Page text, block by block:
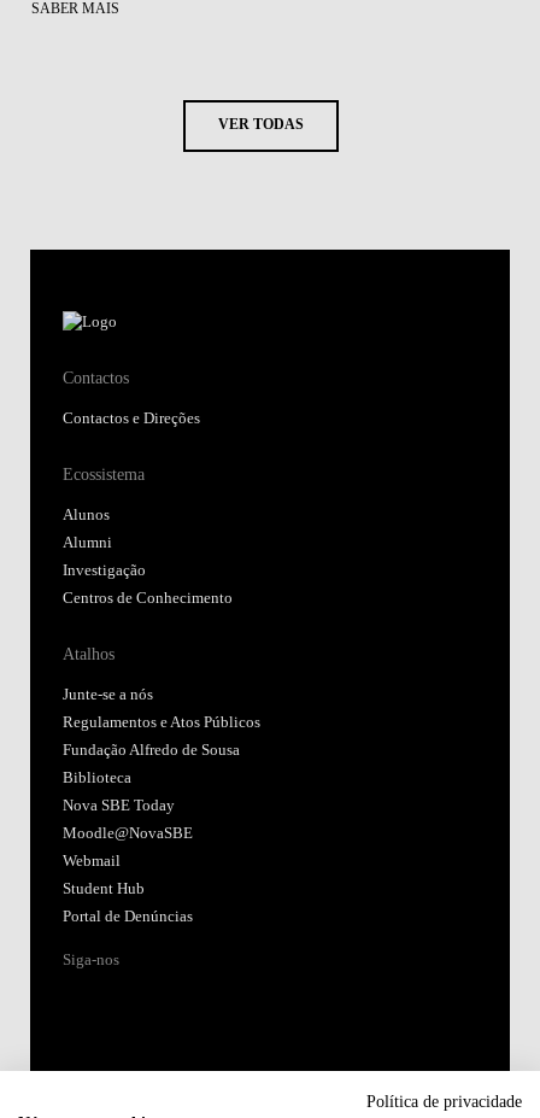
SABER MAIS
VER TODAS
Contactos
Contactos e Direções
Ecossistema
Alunos
Alumni
Investigação
Centros de Conhecimento
Atalhos
Junte-se a nós
Regulamentos e Atos Públicos
Fundação Alfredo de Sousa
Biblioteca
Nova SBE Today
Moodle@NovaSBE
Webmail
Student Hub
Portal de Denúncias
Siga-nos
Política de privacidade